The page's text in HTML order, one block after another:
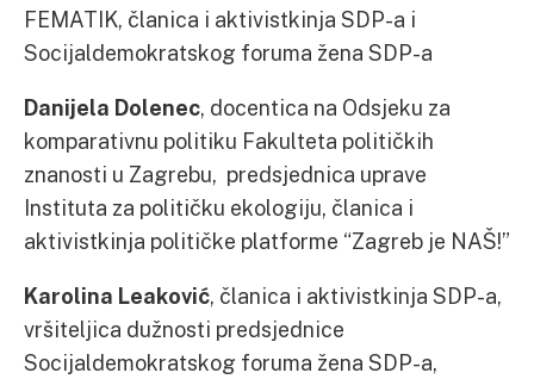
FEMATIK, članica i aktivistkinja SDP-a i
Socijaldemokratskog foruma žena SDP-a
Danijela Dolenec, docentica na Odsjeku za
komparativnu politiku Fakulteta političkih
znanosti u Zagrebu, predsjednica uprave
Instituta za političku ekologiju, članica i
aktivistkinja političke platforme “Zagreb je NAŠ!”
Karolina Leaković, članica i aktivistkinja SDP-a,
vršiteljica dužnosti predsjednice
Socijaldemokratskog foruma žena SDP-a,